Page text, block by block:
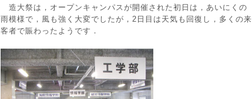
造大祭は，オープンキャンパスが開催された初日は，あいにくの
雨模様で，風も強く大変でしたが，2日目は天気も回復し，多くの来
客者で賑わったようです．